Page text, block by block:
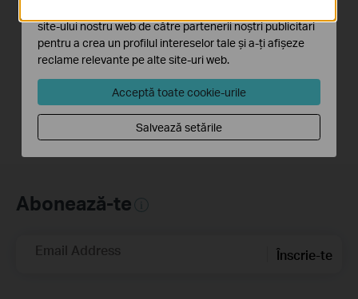
This video will show you how to set up and mount your solar-powered security camera kit. Wire-Free, Installs Almost Anywhere. Uninterrupted Power, Superior Protection, Crystal Clarity.
Abonează-te
Email Address Înscrie-te
site-ului nostru web de către partenerii noștri publicitari
pentru a crea un profilul intereselor tale și a-ți afișeze
reclame relevante pe alte site-uri web.
Acceptă toate cookie-urile
Salvează setările